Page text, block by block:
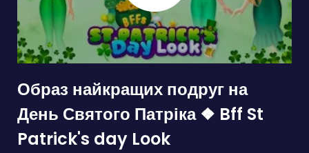
Образ найкращих подруг на
День Святого Патріка ❖ Bff St
Patrick's day Look